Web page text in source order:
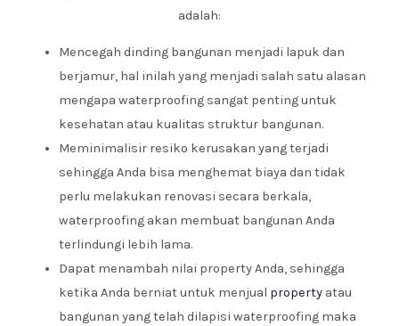
adalah:
Mencegah dinding bangunan menjadi lapuk dan
berjamur, hal inilah yang menjadi salah satu alasan
mengapa waterproofing sangat penting untuk
kesehatan atau kualitas struktur bangunan.
Meminimalisir resiko kerusakan yang terjadi
sehingga Anda bisa menghemat biaya dan tidak
perlu melakukan renovasi secara berkala,
waterproofing akan membuat bangunan Anda
terlindungi lebih lama.
Dapat menambah nilai property Anda, sehingga
ketika Anda berniat untuk menjual property atau
bangunan yang telah dilapisi waterproofing maka